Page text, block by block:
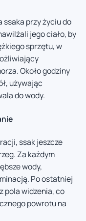
przy życiu do
jego ciało, by
sprzętu, w
Około godziny
używając
do wody.
ssak jeszcze
Za każdym
wody,
Po ostatniej
pola widzenia, co
powrotu na